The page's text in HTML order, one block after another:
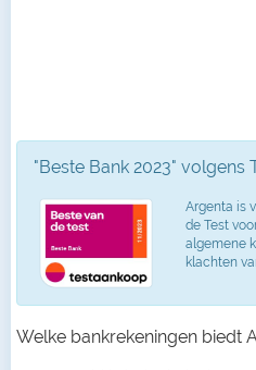
"Beste Bank 2023" volgens
Argenta is
de Test
algemene
klachten
Welke bankrekeningen biedt